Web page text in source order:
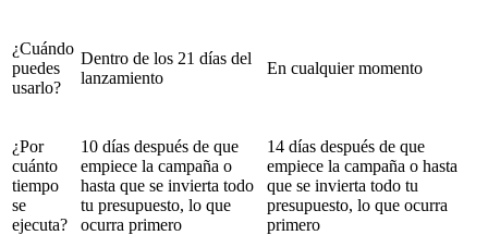
¿Cuándo
puedes
usarlo?
Dentro de los 21 días del
lanzamiento
En cualquier momento
¿Por
cuánto
tiempo
se
ejecuta?
10 días después de que
empiece la campaña o
hasta que se invierta todo
tu presupuesto, lo que
ocurra primero
14 días después de que
empiece la campaña o hasta
que se invierta todo tu
presupuesto, lo que ocurra
primero